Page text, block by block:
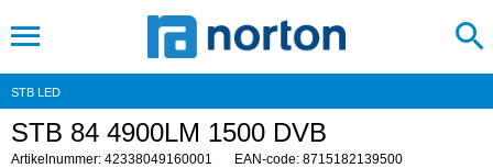
STB LED
STB 84 4900LM 1500 DVB
Artikelnummer: 42338049160001 EAN-code: 8715182139500